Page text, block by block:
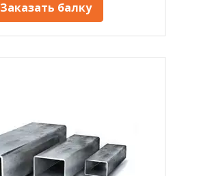
Заказать балку